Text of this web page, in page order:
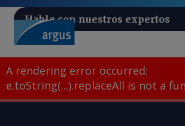
Hable con nuestros expertos
A rendering error occurred:
e.toString(...).replaceAll is not a